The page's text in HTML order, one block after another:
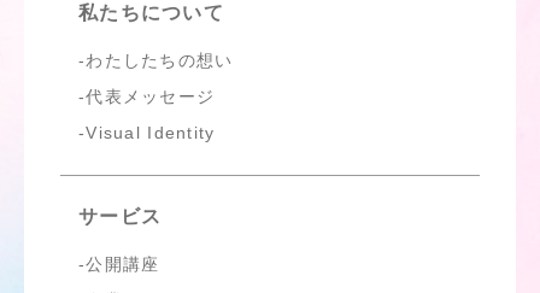
私たちについて
わたしたちの想い
代表メッセージ
Visual Identity
サービス
公開講座